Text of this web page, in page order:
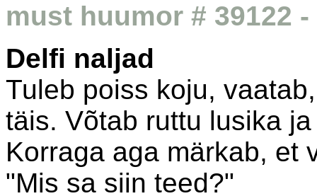
must huumor # 39122 -
Delfi naljad
Tuleb poiss koju,
täis. Võtab ruttu lusika
Korraga aga märkab, et
"Mis sa siin teed?"